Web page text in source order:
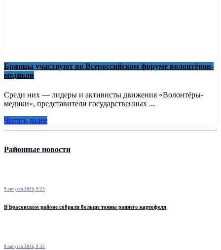
Брянцы участвуют во Всероссийском форуме волонтёров-
медиков
Среди них — лидеры и активисты движения «Волонтёры-
медики», представители государственных ...
Читать далее
Районные новости
9 августа 2026, 9:23
В Брасовском районе собрали больше тонны раннего картофеля
8 августа 2026, 9:35